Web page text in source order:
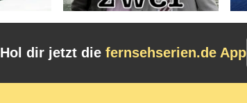
Hol dir jetzt die fernsehserien.de App